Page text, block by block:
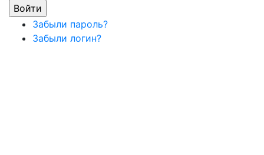
Забыли пароль?
Забыли логин?